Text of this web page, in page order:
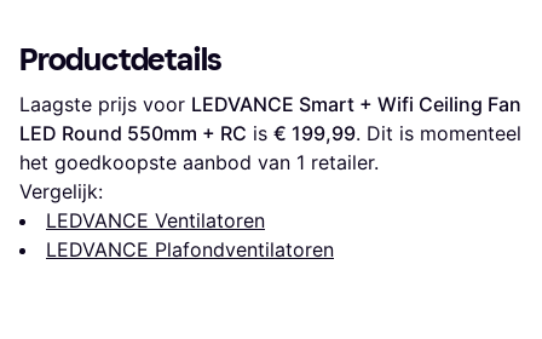
Productdetails
Laagste prijs voor LEDVANCE Smart + Wifi Ceiling Fan
LED Round 550mm + RC is € 199,99. Dit is momenteel
het goedkoopste aanbod van 1 retailer.
Vergelijk:
LEDVANCE Ventilatoren
LEDVANCE Plafondventilatoren